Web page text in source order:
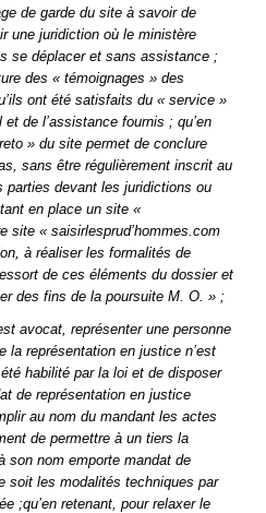
de garde du site à savoir de
une juridiction où le ministère
se déplacer et sans assistance ;
des « témoignages » des
ont été satisfaits du « service »
de l’assistance fournis ; qu’en
» du site permet de conclure
sans être régulièrement inscrit au
parties devant les juridictions ou
en place un site «
site « saisirlesprud’hommes.com
à réaliser les formalités de
de ces éléments du dossier et
des fins de la poursuite M. O. » ;
avocat, représenter une personne
la représentation en justice n’est
habilité par la loi et de disposer
de représentation en justice
au nom du mandant les actes
de permettre à un tiers la
son nom emporte mandat de
soit les modalités techniques par
;qu’en retenant, pour relaxer le